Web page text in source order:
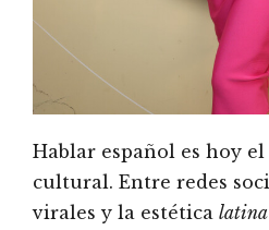
Hablar español es hoy
cultural. Entre redes
virales y la estética